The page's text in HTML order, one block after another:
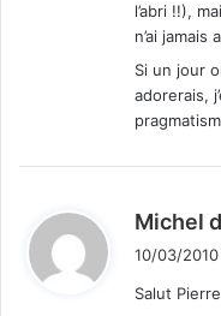
l’abri !!),
n’ai
Si un jour
adorerais,
Michel
10/03/
Salut